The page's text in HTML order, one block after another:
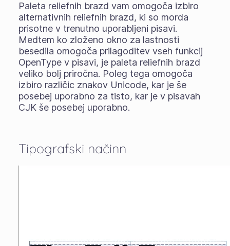
Paleta reliefnih brazd vam omogoča izbiro
alternativnih reliefnih brazd, ki so morda
prisotne v trenutno uporabljeni pisavi.
Medtem ko zloženo okno za lastnosti
besedila omogoča prilagoditev vseh funkcij
OpenType v pisavi, je paleta reliefnih brazd
veliko bolj priročna. Poleg tega omogoča
izbiro različic znakov Unicode, kar je še
posebej uporabno za tisto, kar je v pisavah
CJK še posebej uporabno.
Tipografski načinn